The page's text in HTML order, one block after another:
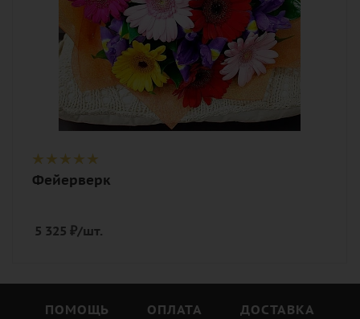
Фейерверк
5 325 ₽/шт.
ПОМОЩЬ ОПЛАТА
ДОСТАВКА